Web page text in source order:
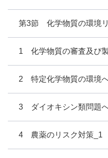
第3節 化学物質の環境
1 化学物質の審査及び
2 特定化学物質の環境
3 ダイオキシン類問題
4 農薬のリスク対策_1